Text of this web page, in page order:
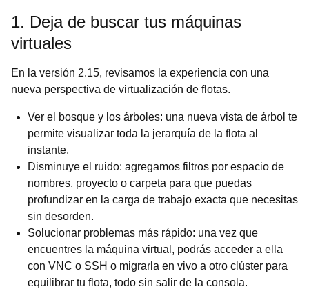
1. Deja de buscar tus máquinas
virtuales
En la versión 2.15, revisamos la experiencia con una
nueva perspectiva de virtualización de flotas.
Ver el bosque y los árboles: una nueva vista de árbol te
permite visualizar toda la jerarquía de la flota al
instante.
Disminuye el ruido: agregamos filtros por espacio de
nombres, proyecto o carpeta para que puedas
profundizar en la carga de trabajo exacta que necesitas
sin desorden.
Solucionar problemas más rápido: una vez que
encuentres la máquina virtual, podrás acceder a ella
con VNC o SSH o migrarla en vivo a otro clúster para
equilibrar tu flota, todo sin salir de la consola.